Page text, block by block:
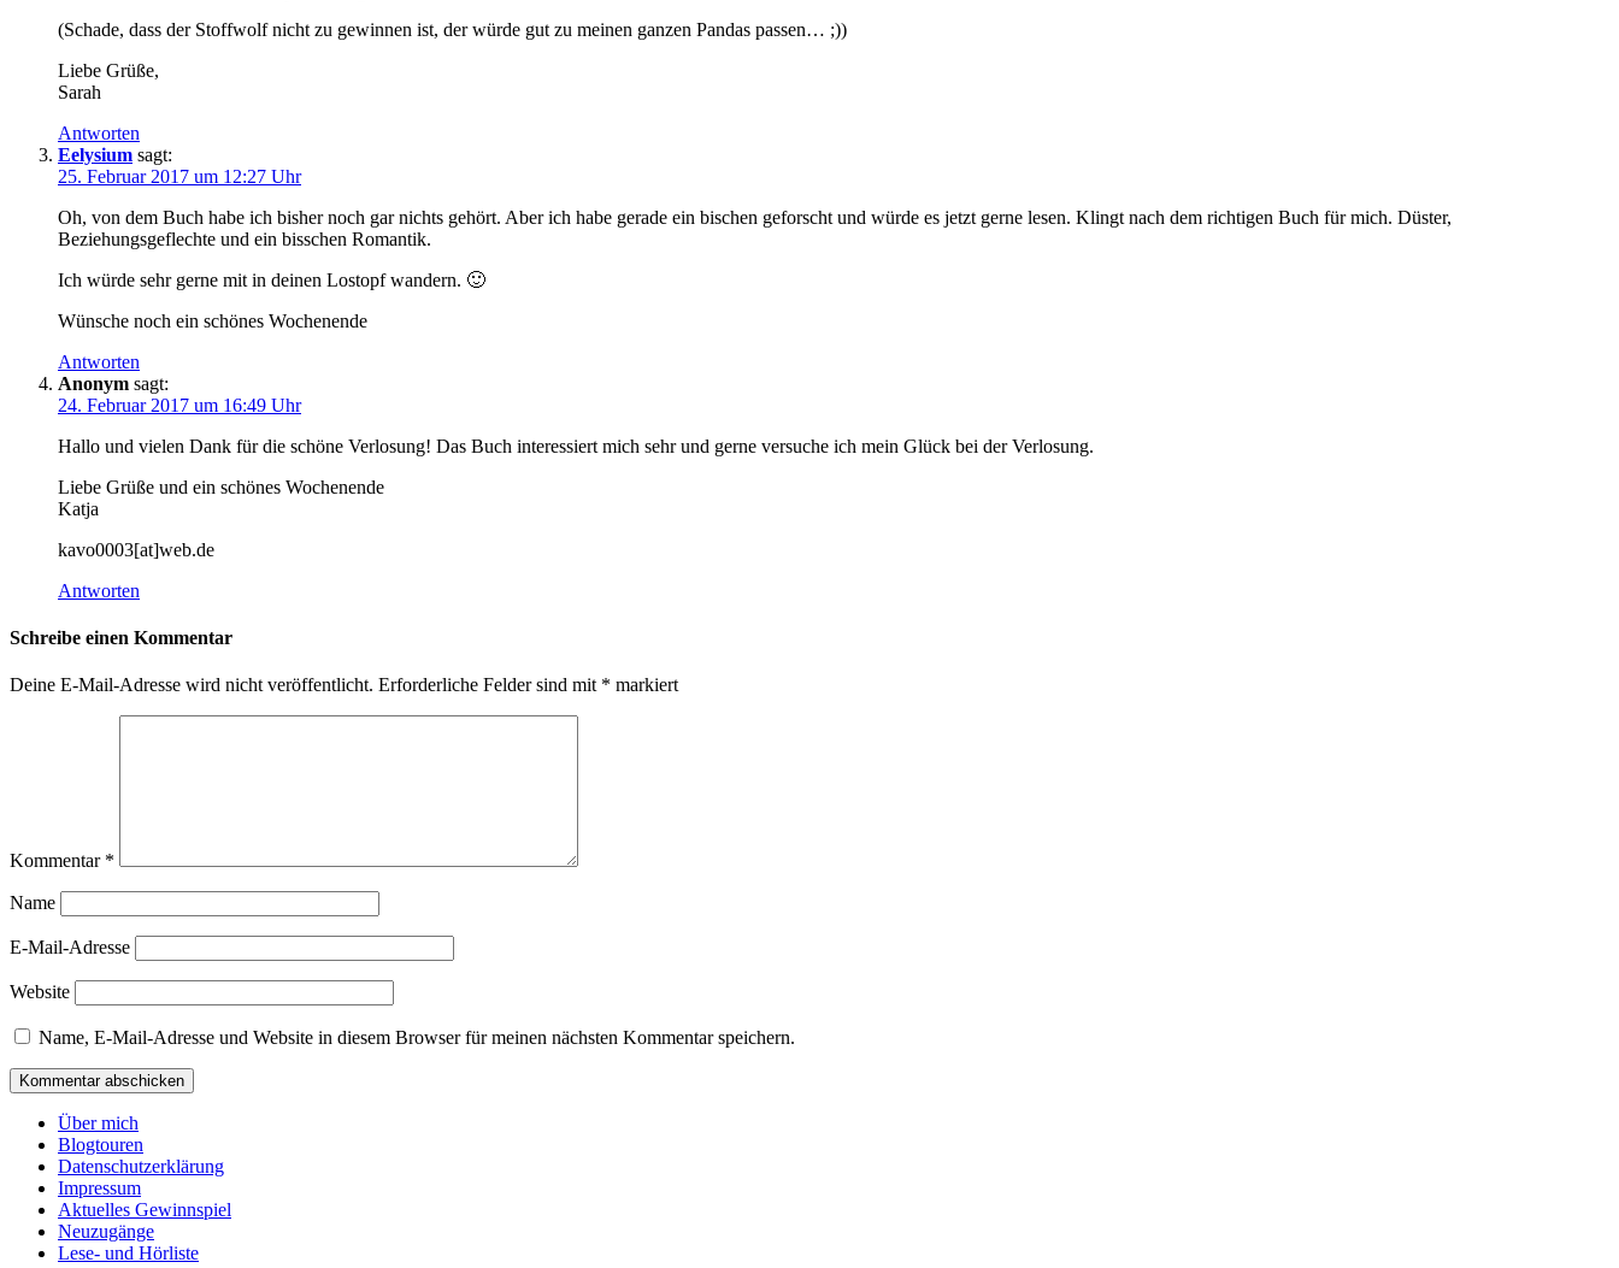
(Schade, dass der Stoffwolf nicht zu gewinnen ist, der würde gut zu meinen ganzen Pandas passen… ;))
Liebe Grüße,
Sarah
Antworten
Eelysium sagt:
25. Februar 2017 um 12:27 Uhr
Oh, von dem Buch habe ich bisher noch gar nichts gehört. Aber ich habe gerade ein bischen geforscht und würde es jetzt gerne lesen. Klingt nach dem richtigen Buch für mich. Düster,
Beziehungsgeflechte und ein bisschen Romantik.
Ich würde sehr gerne mit in deinen Lostopf wandern. 🙂
Wünsche noch ein schönes Wochenende
Antworten
Anonym sagt:
24. Februar 2017 um 16:49 Uhr
Hallo und vielen Dank für die schöne Verlosung! Das Buch interessiert mich sehr und gerne versuche ich mein Glück bei der Verlosung.
Liebe Grüße und ein schönes Wochenende
Katja
kavo0003[at]web.de
Antworten
Schreibe einen Kommentar
Deine E-Mail-Adresse wird nicht veröffentlicht. Erforderliche Felder sind mit * markiert
Kommentar *
Name
E-Mail-Adresse
Website
Name, E-Mail-Adresse und Website in diesem Browser für meinen nächsten Kommentar speichern.
Über mich
Blogtouren
Datenschutzerklärung
Impressum
Aktuelles Gewinnspiel
Neuzugänge
Lese- und Hörliste